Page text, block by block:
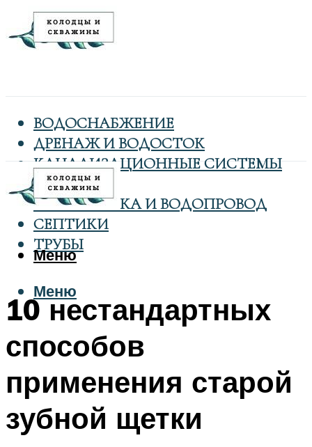
ВОДОСНАБЖЕНИЕ
ДРЕНАЖ И ВОДОСТОК
КАНАЛИЗАЦИОННЫЕ СИСТЕМЫ
КОЛОДЦЫ
САНТЕХНИКА И ВОДОПРОВОД
СЕПТИКИ
ТРУБЫ
Меню
Меню
10 нестандартных
способов
применения старой
зубной щетки